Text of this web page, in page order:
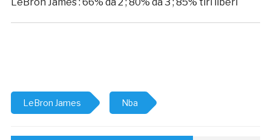
LeBron James Nba